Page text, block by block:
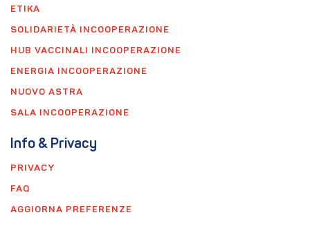
ETIKA
SOLIDARIETÀ INCOOPERAZIONE
HUB VACCINALI INCOOPERAZIONE
ENERGIA INCOOPERAZIONE
NUOVO ASTRA
SALA INCOOPERAZIONE
Info & Privacy
PRIVACY
FAQ
AGGIORNA PREFERENZE